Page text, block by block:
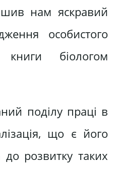
нам яскравий
особистого
книги біологом
поділу праці в
що є його
розвитку таких